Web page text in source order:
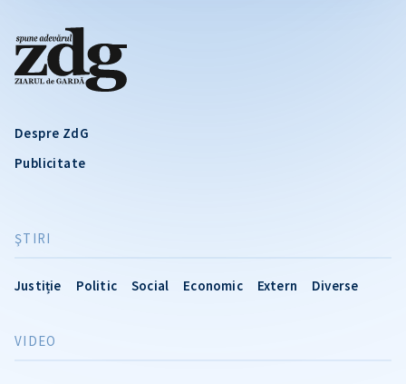
Despre ZdG
Publicitate
ŞTIRI
Justiție Politic Social Economic Extern Diverse
VIDEO